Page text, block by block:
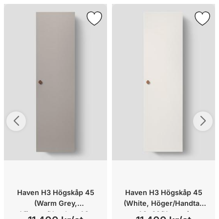
Haven H3 Högskåp 45
(Warm Grey,
Vänster/Handtag A2.
Haven H3 Högskåp 45
(White, Höger/Handtag
A2. 03/Koppar)